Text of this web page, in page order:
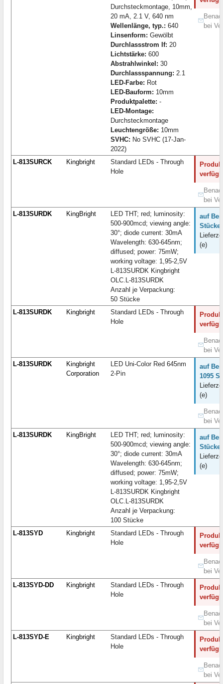
Durchsteckmontage, 10mm,
20 mA, 2.1 V, 640 nm
Wellenlänge, typ.: 640
Linsenform: Gewölbt
Durchlassstrom If: 20
Lichtstärke: 600
Abstrahlwinkel: 30
Durchlassspannung: 2.1
LED-Farbe: Rot
LED-Bauform: 10mm
Produktpalette: -
LED-Montage:
Durchsteckmontage
Leuchtengröße: 10mm
SVHC: No SVHC (17-Jan-
2022)
bei
L-813SURCK Kingbright
Standard LEDs - Through
Hole
bei
L-813SURDK
KingBright
LED THT; red; luminosity:
500-900mcd; viewing angle:
30°; diode current: 30mA
Wavelength: 630-645nm;
diffused; power: 75mW;
working voltage: 1,95-2,5V
L-813SURDK Kingbright
OLC.L-813SURDK
Anzahl je Verpackung:
50 Stücke
auf
Stücke:
(e)
L-813SURDK Kingbright
Standard LEDs - Through
Hole
bei
L-813SURDK
Kingbright
Corporation
LED Uni-Color Red 645nm
2-Pin
auf
1095
(e)
bei
L-813SURDK
KingBright
LED THT; red; luminosity:
500-900mcd; viewing angle:
30°; diode current: 30mA
Wavelength: 630-645nm;
diffused; power: 75mW;
working voltage: 1,95-2,5V
L-813SURDK Kingbright
OLC.L-813SURDK
Anzahl je Verpackung:
100 Stücke
auf
Stücke:
(e)
L-813SYD Kingbright
Standard LEDs - Through
Hole
bei
L-813SYD-DD
Kingbright
Standard LEDs - Through
Hole
bei
L-813SYD-E
Kingbright
Standard LEDs - Through
Hole
bei